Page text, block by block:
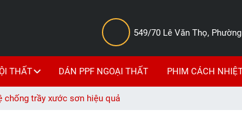
549/70 Lê Văn Thọ,
THẤT DÁN PPF NGOẠI THẤT PHIM CÁCH
chống trầy xước sơn hiệu quả